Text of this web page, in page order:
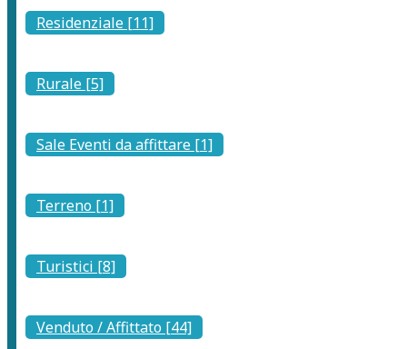
Residenziale [11]
Rurale [5]
Sale Eventi da affittare [1]
Terreno [1]
Turistici [8]
Venduto / Affittato [44]